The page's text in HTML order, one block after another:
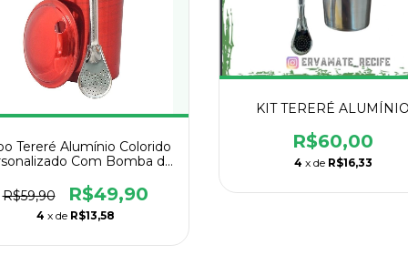
Tereré Alumínio Colorido
Com Bomba de
R$59,90
R$49,90
4 x de R$13,58
KIT TERERÉ
R$60,00
4 x de R$16,33